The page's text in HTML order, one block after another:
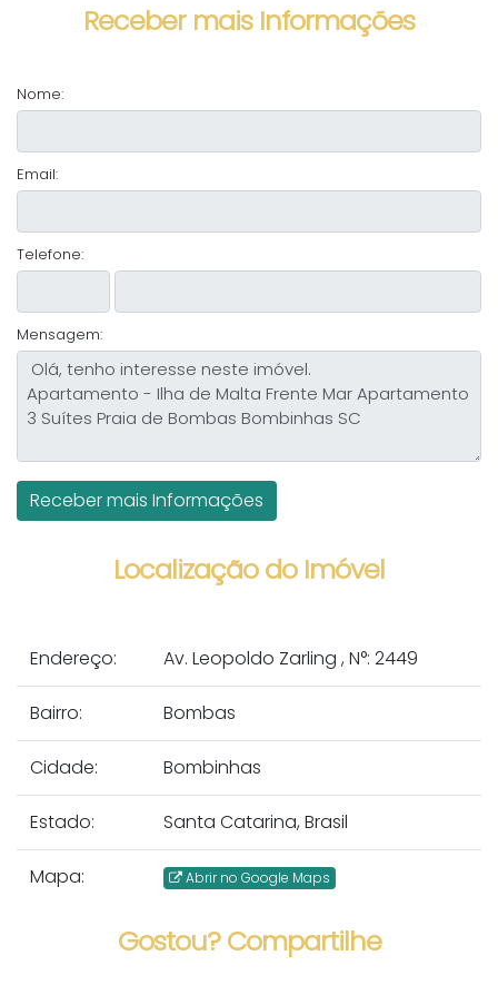
Receber mais Informações
Nome:
Email:
Telefone:
Mensagem:
Localização do Imóvel
Endereço: Av. Leopoldo Zarling , N°: 2449
Bairro: Bombas
Cidade: Bombinhas
Estado: Santa Catarina, Brasil
Mapa: Abrir no Google Maps
Gostou? Compartilhe